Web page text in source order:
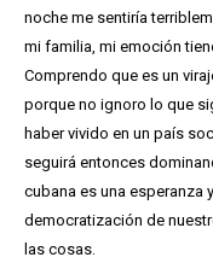
noche me sentiría
mi familia, mi emoción
Comprendo que es un
porque no ignoro lo que
haber vivido en un país
seguirá entonces
cubana es una esperanza
democratización de
las cosas.